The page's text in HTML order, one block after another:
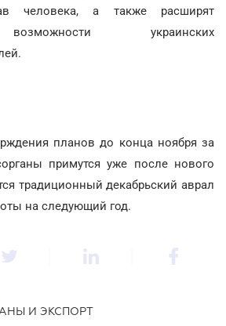
человека, а также расширят
украинских
планов до конца ноября за
примутся уже после нового
традиционный декабрьский аврал
на следующий год.
И ЭКСПОРТ